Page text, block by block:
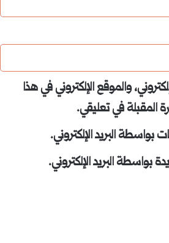
والموقع الإلكتروني في هذا
المقبلة في تعليقي.
بواسطة البريد الإلكتروني.
بواسطة البريد الإلكتروني.